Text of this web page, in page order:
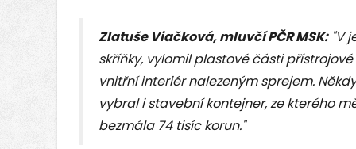
Zlatuše Viačková, mluvčí PČR MSK:"V
skříňky, vylomil plastové části
vnitřní interiér nalezeným sprejem.
vybral i stavební kontejner, ze kterého
bezmála 74 tisíc korun."